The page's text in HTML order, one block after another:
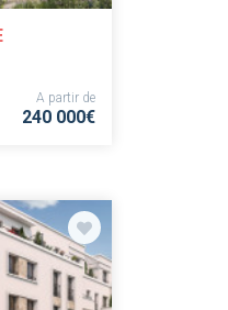
A partir de
240 000€